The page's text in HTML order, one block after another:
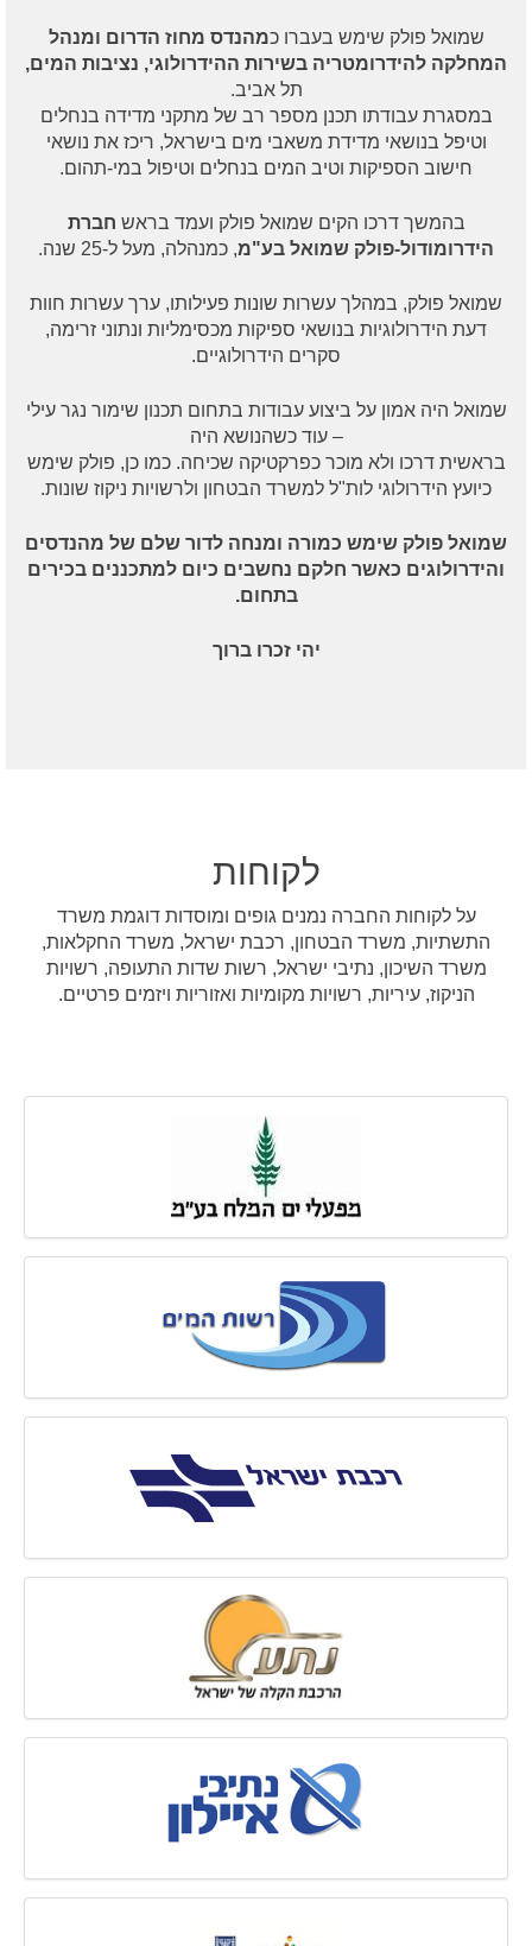
שמואל פולק שימש בעברו כמהנדס מחוז הדרום ומנהל
המחלקה להידרומטריה בשירות ההידרולוגי, נציבות המים,
תל אביב.
במסגרת עבודתו תכנן מספר רב של מתקני מדידה בנחלים
וטיפל בנושאי מדידת משאבי מים בישראל, ריכז את נושאי
חישוב הספיקות וטיב המים בנחלים וטיפול במי-תהום.
בהמשך דרכו הקים שמואל פולק ועמד בראש חברת
הידרומודול-פולק שמואל בע"מ, כמנהלה, מעל ל-25 שנה.
שמואל פולק, במהלך עשרות שונות פעילותו, ערך עשרות חוות
דעת הידרולוגיות בנושאי ספיקות מכסימליות ונתוני זרימה,
סקרים הידרולוגיים.
שמואל היה אמון על ביצוע עבודות בתחום תכנון שימור נגר עילי
– עוד כשהנושא היה
בראשית דרכו ולא מוכר כפרקטיקה שכיחה. כמו כן, פולק שימש
כיועץ הידרולוגי לות"ל למשרד הבטחון ולרשויות ניקוז שונות.
שמואל פולק שימש כמורה ומנחה לדור שלם של מהנדסים
והידרולוגים כאשר חלקם נחשבים כיום למתכננים בכירים
בתחום.
יהי זכרו ברוך
לקוחות
על לקוחות החברה נמנים גופים ומוסדות דוגמת משרד
התשתיות, משרד הבטחון, רכבת ישראל, משרד החקלאות,
משרד השיכון, נתיבי ישראל, רשות שדות התעופה, רשויות
הניקוז, עיריות, רשויות מקומיות ואזוריות ויזמים פרטיים.